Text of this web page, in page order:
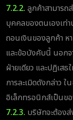
7.2.2. ลูกค้าสามาร
บุคคลของตนเองเท่
ถอนเงินของลูกค้า ห
และข้อบังคับนี้ นอก
ฝ่ายเดียว และปฏิเส
การละเมิดดังกล่าว
อิเล็กทรอนิกส์เป็นข
7.2.3. บริษัทจะต้อง